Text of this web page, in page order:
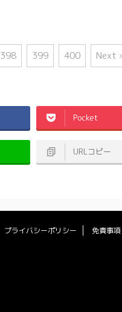
398 399 400 Next
Pocket
URLコピー
プライバシーポリシー 免責事項